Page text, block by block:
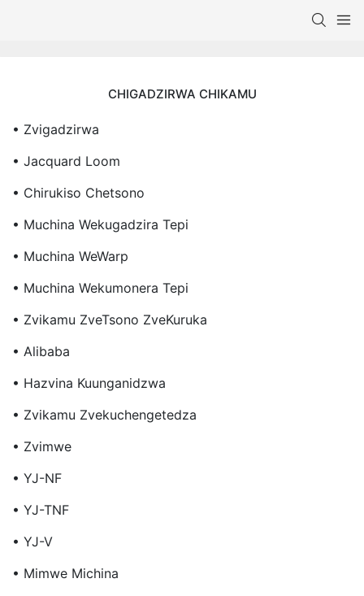
CHIGADZIRWA CHIKAMU
• Zvigadzirwa
• Jacquard Loom
• Chirukiso Chetsono
• Muchina Wekugadzira Tepi
• Muchina WeWarp
• Muchina Wekumonera Tepi
• Zvikamu ZveTsono ZveKuruka
• Alibaba
• Hazvina Kuunganidzwa
• Zvikamu Zvekuchengetedza
• Zvimwe
• YJ-NF
• YJ-TNF
• YJ-V
• Mimwe Michina